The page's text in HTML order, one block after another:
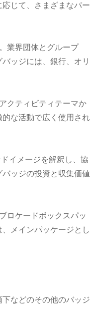
じて、さまざまなパー
業界団体とグループ
ッジには、銀行、オリ
クティビティテーマか
な活動で広く使用され
イメージを解釈し、協
ッジの投資と収集価値
ロケードボックスパッ
メインパッケージとし
などのその他のバッジ